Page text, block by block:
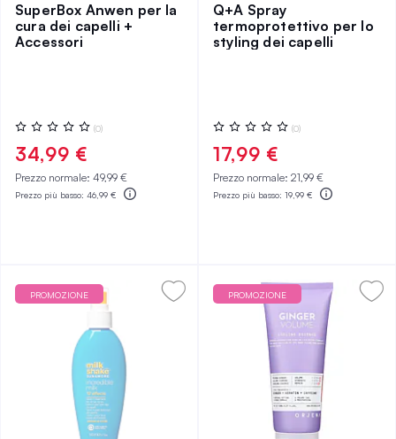
SuperBox Anwen per la
cura dei capelli +
Accessori
Valutazione:
0%
(0)
34,99 €
Prezzo normale: 49,99 €
Prezzo più basso: 46,99 €
Q+A Spray
termoprotettivo per lo
styling dei capelli
Valutazione:
0%
(0)
17,99 €
Prezzo normale: 21,99 €
Prezzo più basso: 19,99 €
PROMOZIONE PROMOZIONE